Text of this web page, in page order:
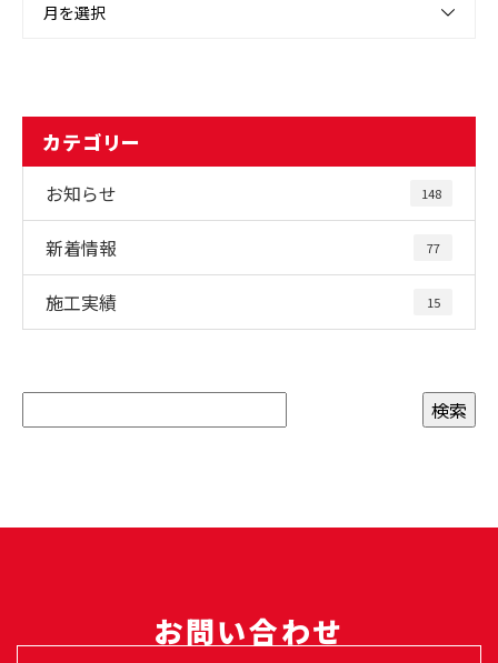
月を選択
カテゴリー
お知らせ 148
新着情報 77
施工実績 15
お問い合わせ